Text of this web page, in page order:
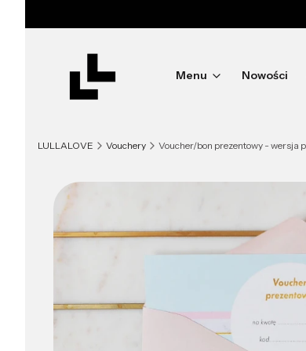
Menu Nowości
LULLALOVE Vouchery Voucher/bon prezentowy - wersja